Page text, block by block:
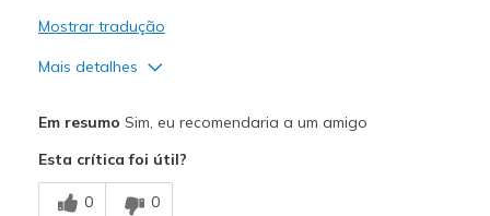
Mostrar tradução
Mais detalhes
Comfortable
Em resumo Sim, eu recomendaria a um amigo
Esta crítica foi útil?
0 0